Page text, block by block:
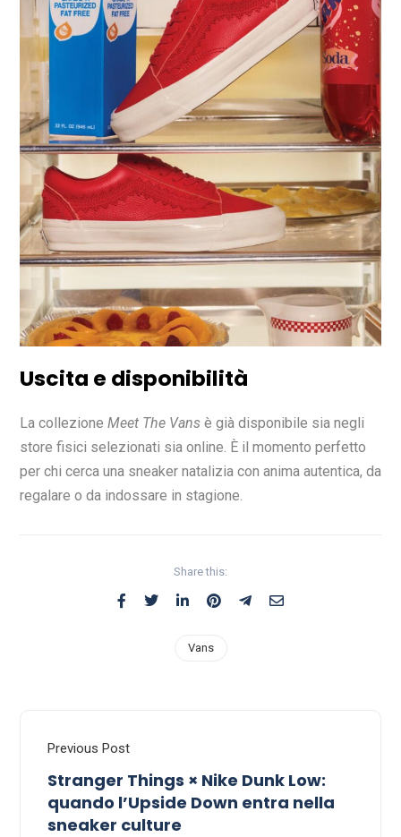
Uscita e disponibilità
La collezione Meet The Vans è già disponibile sia negli
store fisici selezionati sia online. È il momento perfetto
per chi cerca una sneaker natalizia con anima autentica, da
regalare o da indossare in stagione.
Share this:
Vans
Previous Post
Stranger Things × Nike Dunk Low:
quando l’Upside Down entra nella
sneaker culture